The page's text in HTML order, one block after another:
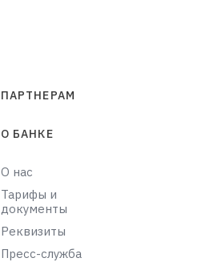
ПАРТНЕРАМ
О БАНКЕ
О нас
Тарифы и
документы
Реквизиты
Пресс-служба